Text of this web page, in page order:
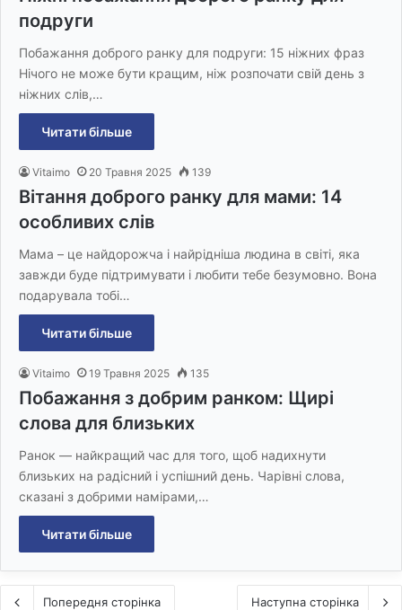
подруги
Побажання доброго ранку для подруги: 15 ніжних фраз
Нічого не може бути кращим, ніж розпочати свій день з
ніжних слів,…
Читати більше
Vitaimo 20 Травня 2025 139
Вітання доброго ранку для мами: 14
особливих слів
Мама – це найдорожча і найрідніша людина в світі, яка
завжди буде підтримувати і любити тебе безумовно. Вона
подарувала тобі…
Читати більше
Vitaimo 19 Травня 2025 135
Побажання з добрим ранком: Щирі
слова для близьких
Ранок — найкращий час для того, щоб надихнути
близьких на радісний і успішний день. Чарівні слова,
сказані з добрими намірами,…
Читати більше
Попередня сторінка Наступна сторінка